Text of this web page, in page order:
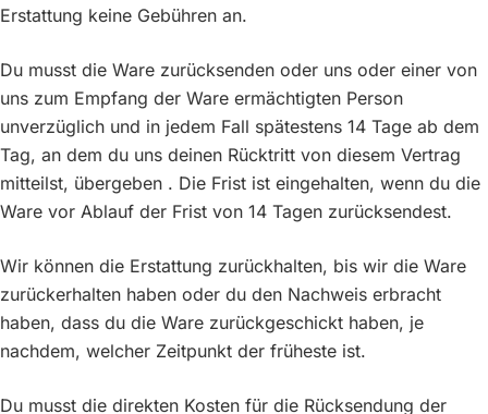
Erstattung keine Gebühren an.
Du musst die Ware zurücksenden oder uns oder einer von
uns zum Empfang der Ware ermächtigten Person
unverzüglich und in jedem Fall spätestens 14 Tage ab dem
Tag, an dem du uns deinen Rücktritt von diesem Vertrag
mitteilst, übergeben . Die Frist ist eingehalten, wenn du die
Ware vor Ablauf der Frist von 14 Tagen zurücksendest.
Wir können die Erstattung zurückhalten, bis wir die Ware
zurückerhalten haben oder du den Nachweis erbracht
haben, dass du die Ware zurückgeschickt haben, je
nachdem, welcher Zeitpunkt der früheste ist.
Du musst die direkten Kosten für die Rücksendung der